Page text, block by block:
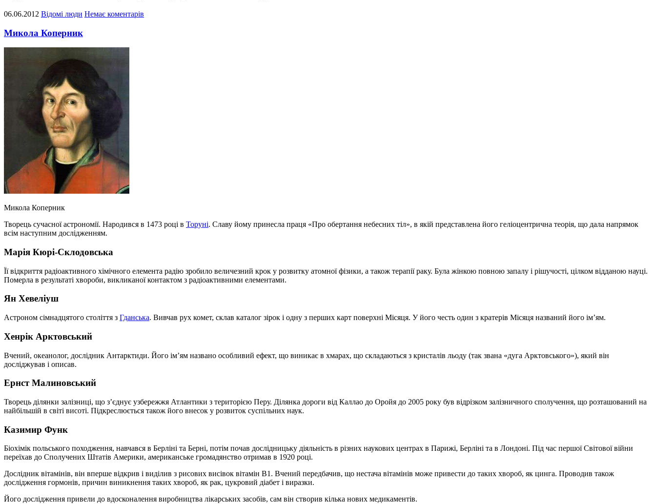
06.06.2012 Відомі люди Немає коментарів
Микола Коперник
Микола Коперник
Творець сучасної астрономії. Народився в 1473 році в Торуні. Славу йому принесла праця «Про обертання небесних тіл», в якій представлена його геліоцентрична теорія, що дала напрямок
всім наступним дослідженням.
Марія Кюрі-Склодовська
Її відкриття радіоактивного хімічного елемента радію зробило величезний крок у розвитку атомної фізики, а також терапії раку. Була жінкою повною запалу і рішучості, цілком відданою науці.
Померла в результаті хвороби, викликаної контактом з радіоактивними елементами.
Ян Хевеліуш
Астроном сімнадцятого століття з Гданська. Вивчав рух комет, склав каталог зірок і одну з перших карт поверхні Місяця. У його честь один з кратерів Місяця названий його ім’ям.
Хенрік Арктовський
Вчений, океанолог, дослідник Антарктиди. Його ім’ям названо особливий ефект, що виникає в хмарах, що складаються з кристалів льоду (так звана «дуга Арктовського»), який він
досліджував і описав.
Ернст Малиновський
Творець ділянки залізниці, що з’єднує узбережжя Атлантики з територією Перу. Ділянка дороги від Каллао до Оройя до 2005 року був відрізком залізничного сполучення, що розташований на
найбільшій в світі висоті. Підкреслюється також його внесок у розвиток суспільних наук.
Казимир Функ
Біохімік польського походження, навчався в Берліні та Берні, потім почав дослідницьку діяльність в різних наукових центрах в Парижі, Берліні та в Лондоні. Під час першої Світової війни
переїхав до Сполучених Штатів Америки, американське громадянство отримав в 1920 році.
Дослідник вітамінів, він вперше відкрив і виділив з рисових висівок вітамін В1. Вчений передбачив, що нестача вітамінів може привести до таких хвороб, як цинга. Проводив також
дослідження гормонів, причин виникнення таких хвороб, як рак, цукровий діабет і виразки.
Його дослідження привели до вдосконалення виробництва лікарських засобів, сам він створив кілька нових медикаментів.